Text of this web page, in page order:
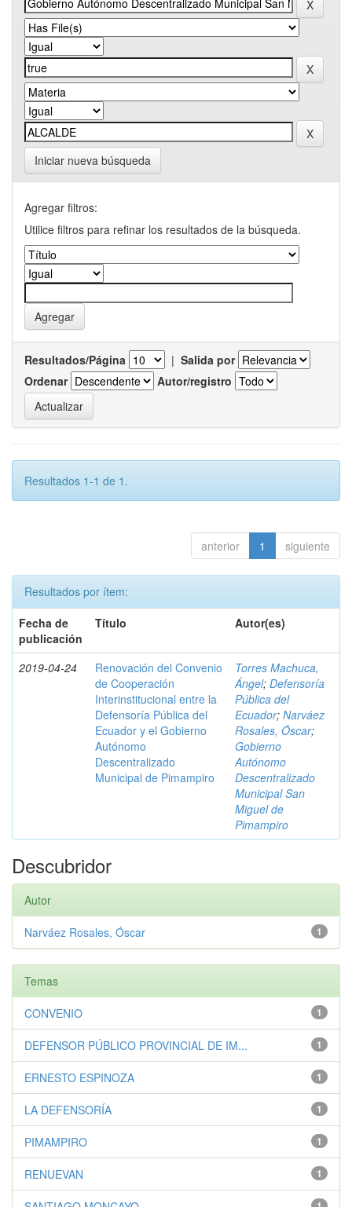
Iniciar nueva búsqueda
Agregar filtros:
Utilice filtros para refinar los resultados de la búsqueda.
Resultados/Página | Salida por
Ordenar
Autor/registro
Resultados 1-1 de 1.
anterior 1 siguiente
Resultados por ítem:
Fecha de
publicación
Título Autor(es)
2019-04-24
Renovación del Convenio
de Cooperación
Interinstitucional entre la
Defensoría Pública del
Ecuador y el Gobierno
Autónomo
Descentralizado
Municipal de Pimampiro
Torres Machuca,
Ángel; Defensoría
Pública del
Ecuador; Narváez
Rosales, Óscar;
Gobierno
Autónomo
Descentralizado
Municipal San
Miguel de
Pimampiro
Descubridor
Autor
1
Narváez Rosales, Óscar
Temas
1
CONVENIO
1
DEFENSOR PÚBLICO PROVINCIAL DE IM...
1
ERNESTO ESPINOZA
1
LA DEFENSORÍA
1
PIMAMPIRO
1
RENUEVAN